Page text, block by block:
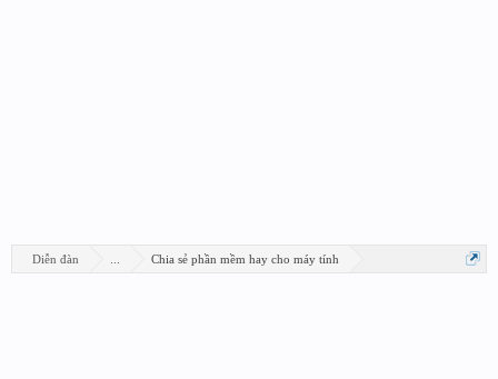
Diễn đàn Chia sẻ phần mềm hay cho máy tính